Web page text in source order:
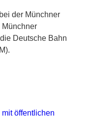
der Münchner
Münchner
Deutsche Bahn
öffentlichen